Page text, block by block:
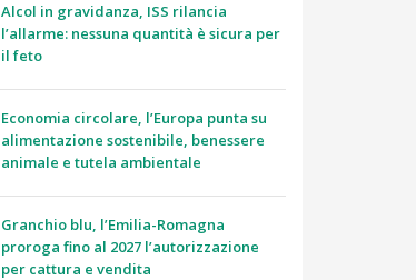
Alcol in gravidanza, ISS rilancia
l’allarme: nessuna quantità è sicura per
il feto
Economia circolare, l’Europa punta su
alimentazione sostenibile, benessere
animale e tutela ambientale
Granchio blu, l’Emilia-Romagna
proroga fino al 2027 l’autorizzazione
per cattura e vendita